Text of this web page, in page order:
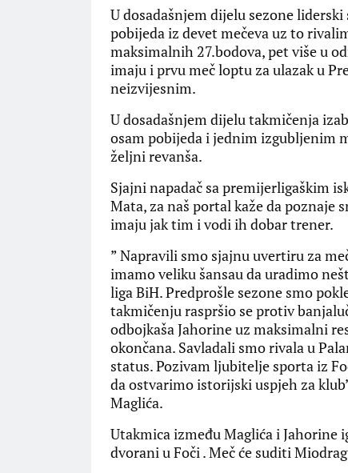
U dosadašnjem dijelu sezone
pobijeda iz devet mečeva uz to
maksimalnih 27.bodova, pet više u
imaju i prvu meč loptu za ulazak u
neizvijesnim.
U dosadašnjem dijelu takmičenja
osam pobijeda i jednim izgubljenim
željni revanša.
Sjajni napadač sa premijerligaškim
Mata, za naš portal kaže da poznaje
imaju jak tim i vodi ih dobar trener.
” Napravili smo sjajnu uvertiru za
imamo veliku šansau da uradimo
liga BiH. Predprošle sezone smo
takmičenju raspršio se protiv
odbojkaša Jahorine uz maksimalni
okončana. Savladali smo rivala u
status. Pozivam ljubitelje sporta iz
da ostvarimo istorijski uspjeh za
Maglića.
Utakmica između Maglića i Jahorine
dvorani u Foči . Meč će suditi